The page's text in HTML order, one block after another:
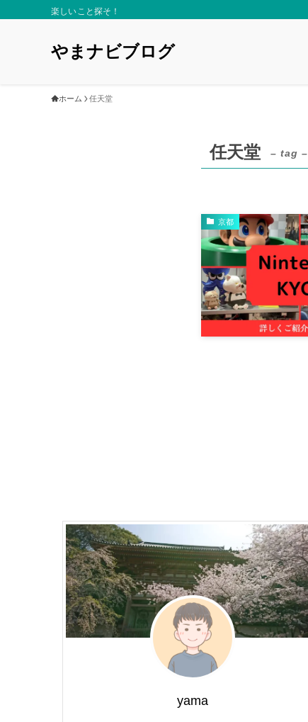
楽しいこと探そ！
やまナビブログ
ホーム 任天堂
任天堂 – tag –
京都
yama